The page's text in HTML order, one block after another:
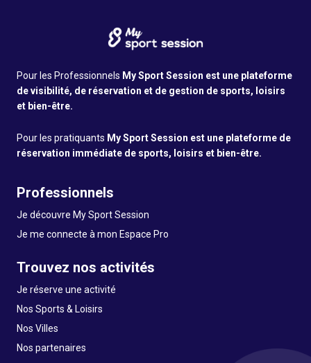
Pour les Professionnels My Sport Session est une plateforme
de visibilité, de réservation et de gestion de sports, loisirs
et bien-être.
Pour les pratiquants My Sport Session est une plateforme de
réservation immédiate de sports, loisirs et bien-être.
Professionnels
Je découvre My Sport Session
Je me connecte à mon Espace Pro
Trouvez nos activités
Je réserve une activité
Nos Sports & Loisirs
Nos Villes
Nos partenaires